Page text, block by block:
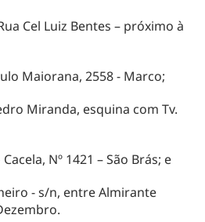
Cel Luiz Bentes – próximo à
Maiorana, 2558 - Marco;
Miranda, esquina com Tv.
Nº 1421 – São Brás; e
- s/n, entre Almirante